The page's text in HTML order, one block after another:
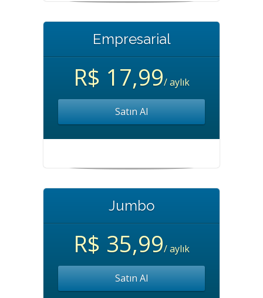
Empresarial
R$ 17,99/ aylık
Satın Al
Jumbo
R$ 35,99/ aylık
Satın Al